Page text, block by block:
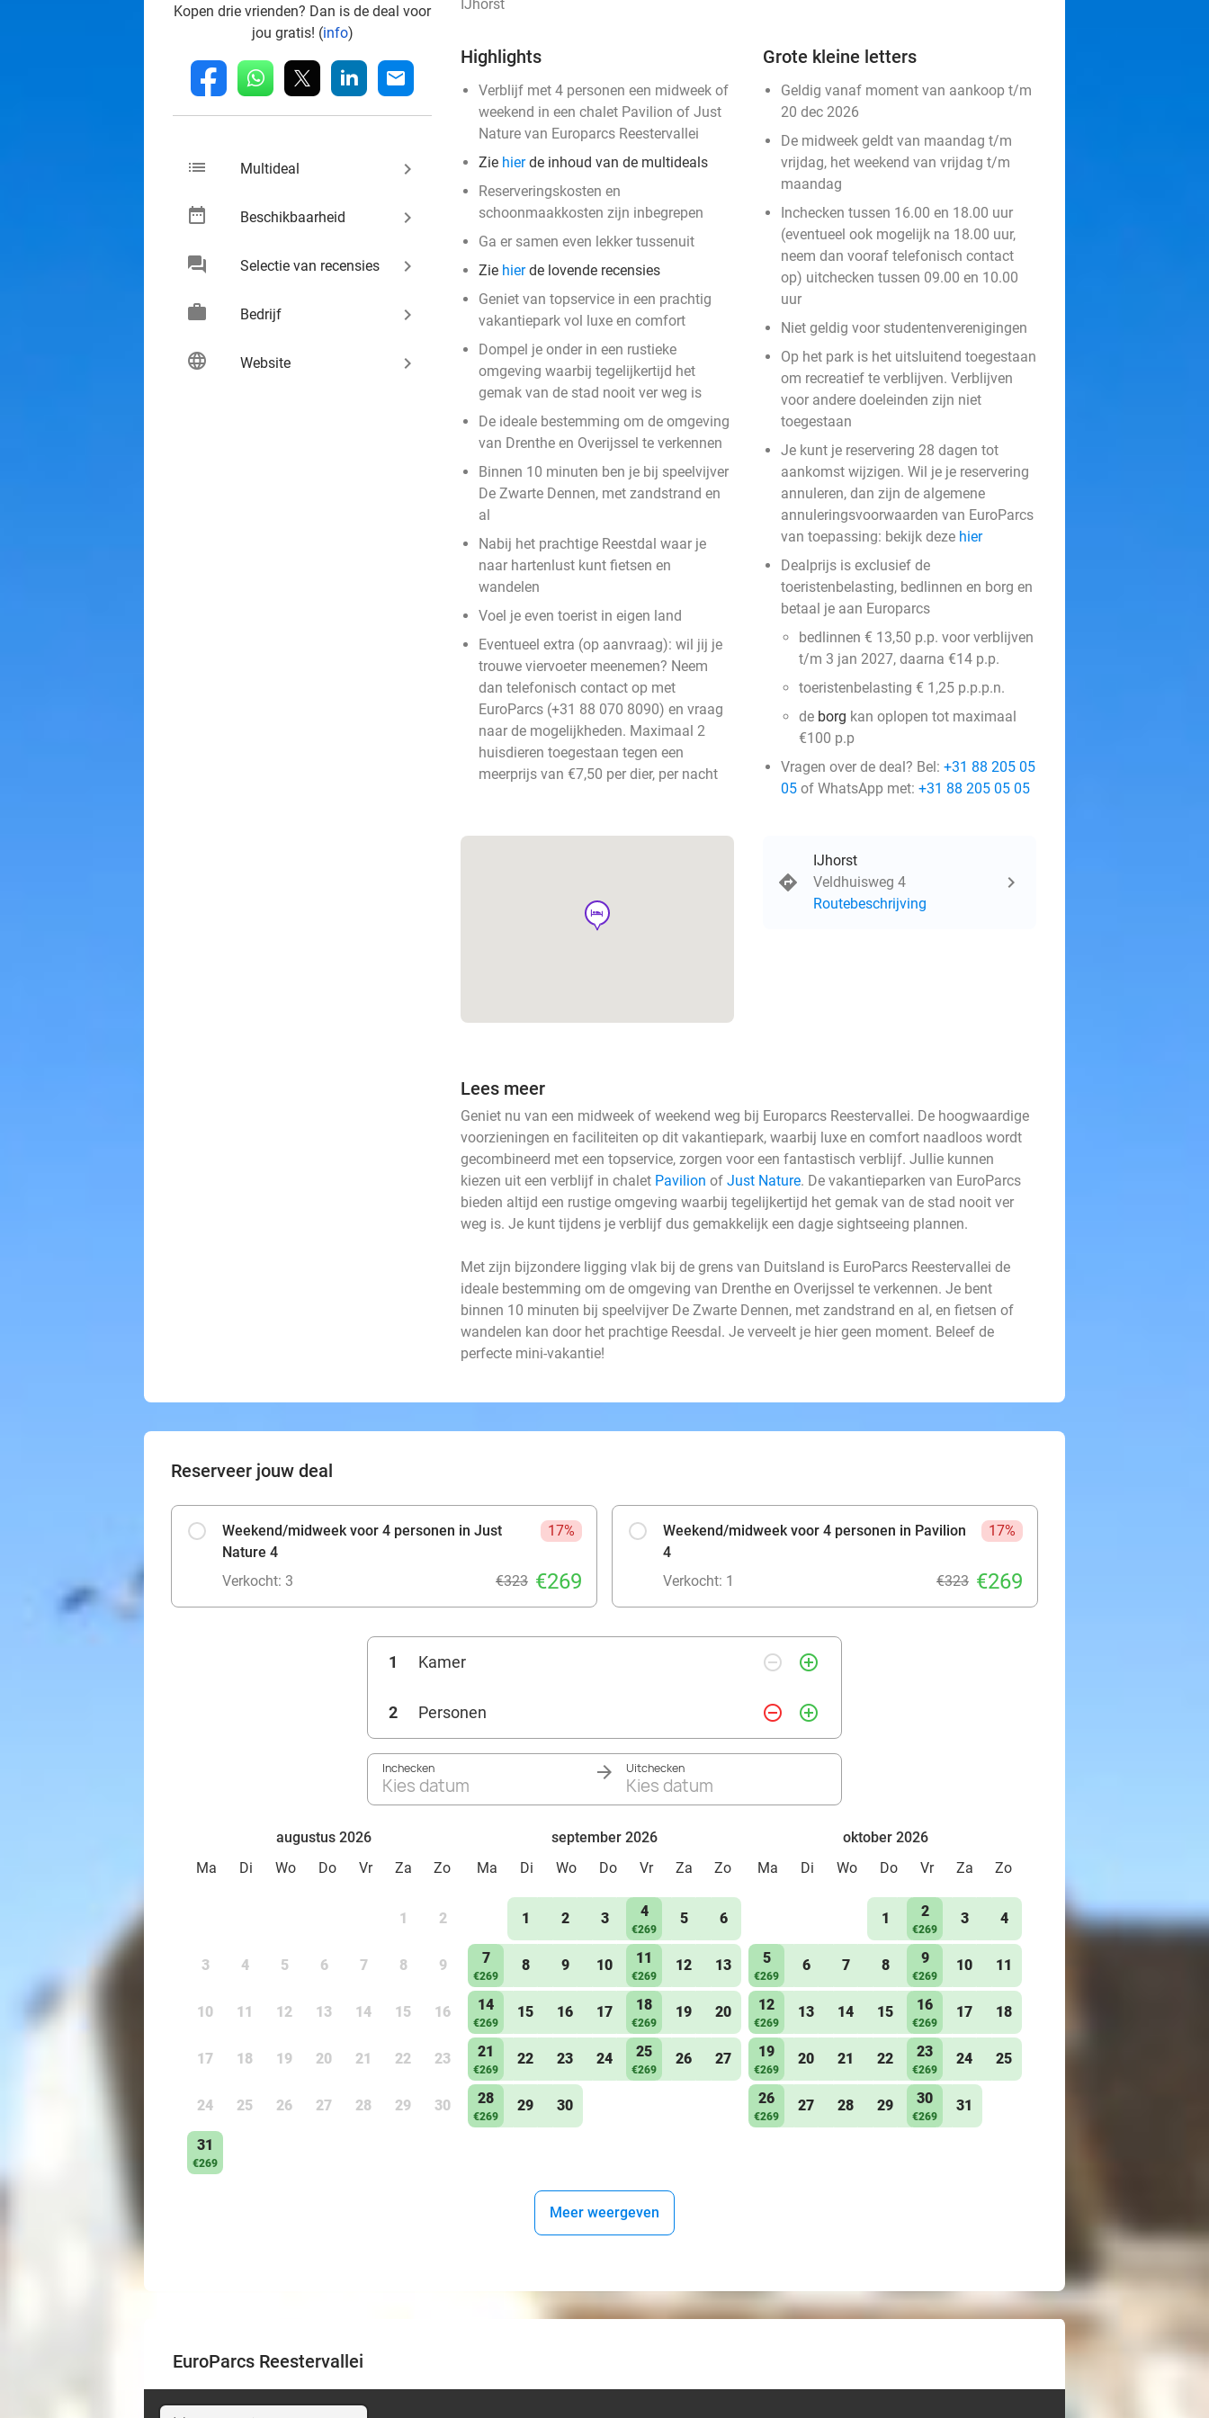
Kopen drie vrienden? Dan is de deal voor
jou gratis! (info)
fb whatsapp linkedin mail
list Multideal keyboard_arrow_right
date_range Beschikbaarheid keyboard_arrow_right
chat Selectie van recensies keyboard_arrow_right
work Bedrijf keyboard_arrow_right
language Website keyboard_arrow_right
IJhorst
Highlights
Verblijf met 4 personen een midweek of
weekend in een chalet Pavilion of Just
Nature van Europarcs Reestervallei
Zie hierde inhoud van de multideals
Reserveringskosten en
schoonmaakkosten zijn inbegrepen
Ga er samen even lekker tussenuit
Zie hierde lovende recensies
Geniet van topservice in een prachtig
vakantiepark vol luxe en comfort
Dompel je onder in een rustieke
omgeving waarbij tegelijkertijd het
gemak van de stad nooit ver weg is
De ideale bestemming om de omgeving
van Drenthe en Overijssel te verkennen
Binnen 10 minuten ben je bij speelvijver
De Zwarte Dennen, met zandstrand en
al
Nabij het prachtige Reestdal waar je
naar hartenlust kunt fietsen en
wandelen
Voel je even toerist in eigen land
Eventueel extra (op aanvraag): wil jij je
trouwe viervoeter meenemen? Neem
dan telefonisch contact op met
EuroParcs (+31 88 070 8090) en vraag
naar de mogelijkheden. Maximaal 2
huisdieren toegestaan tegen een
meerprijs van €7,50 per dier, per nacht
Grote kleine letters
Geldig vanaf moment van aankoop t/m
20 dec 2026
De midweek geldt van maandag t/m
vrijdag, het weekend van vrijdag t/m
maandag
Inchecken tussen 16.00 en 18.00 uur
(eventueel ook mogelijk na 18.00 uur,
neem dan vooraf telefonisch contact
op) uitchecken tussen 09.00 en 10.00
uur
Niet geldig voor studentenverenigingen
Op het park is het uitsluitend toegestaan
om recreatief te verblijven. Verblijven
voor andere doeleinden zijn niet
toegestaan
Je kunt je reservering 28 dagen tot
aankomst wijzigen. Wil je je reservering
annuleren, dan zijn de algemene
annuleringsvoorwaarden van EuroParcs
van toepassing: bekijk deze hier
Dealprijs is exclusief de
toeristenbelasting, bedlinnen en borg en
betaal je aan Europarcs
bedlinnen € 13,50 p.p. voor verblijven
t/m 3 jan 2027, daarna €14 p.p.
toeristenbelasting € 1,25 p.p.p.n.
de borg kan oplopen tot maximaal
€100 p.p
Vragen over de deal? Bel: +31 88 205 05
05 of WhatsApp met: +31 88 205 05 05
hotel
IJhorst
Veldhuisweg 4
Routebeschrijving
Lees meer
Geniet nu van een midweek of weekend weg bij Europarcs Reestervallei. De hoogwaardige
voorzieningen en faciliteiten op dit vakantiepark, waarbij luxe en comfort naadloos wordt
gecombineerd met een topservice, zorgen voor een fantastisch verblijf. Jullie kunnen
kiezen uit een verblijf in chalet Pavilion of Just Nature. De vakantieparken van EuroParcs
bieden altijd een rustige omgeving waarbij tegelijkertijd het gemak van de stad nooit ver
weg is. Je kunt tijdens je verblijf dus gemakkelijk een dagje sightseeing plannen.
Met zijn bijzondere ligging vlak bij de grens van Duitsland is EuroParcs Reestervallei de
ideale bestemming om de omgeving van Drenthe en Overijssel te verkennen. Je bent
binnen 10 minuten bij speelvijver De Zwarte Dennen, met zandstrand en al, en fietsen of
wandelen kan door het prachtige Reesdal. Je verveelt je hier geen moment. Beleef de
perfecte mini-vakantie!
Reserveer jouw deal
Weekend/midweek voor 4 personen in Just
Nature 4
17%
Verkocht: 3 €323 €269
Weekend/midweek voor 4 personen in Pavilion
4
17%
Verkocht: 1 €323 €269
1 Kamer remove_circle_outline add_circle_outline
2 Personen remove_circle_outline add_circle_outline
Inchecken
Kies datum
Uitchecken
Kies datum
augustus 2026
Ma
Di Wo Do Vr Za Zo
1 2
3 4 5 6 7 8 9
10 11 12 13 14 15 16
17 18 19 20 21 22 23
24 25 26 27 28 29 30
31
€269
september 2026
Ma
Di Wo Do Vr Za Zo
1 2 3 4
€269
5 6
7
€269
8 9 10 11
€269
12 13
14
€269
15 16 17 18
€269
19 20
21
€269
22 23 24 25
€269
26 27
28
€269
29 30
oktober 2026
Ma
Di Wo Do Vr Za Zo
1 2
€269
3 4
5
€269
6 7 8 9
€269
10 11
12
€269
13 14 15 16
€269
17 18
19
€269
20 21 22 23
€269
24 25
26
€269
27 28 29 30
€269
31
Meer weergeven
EuroParcs Reestervallei